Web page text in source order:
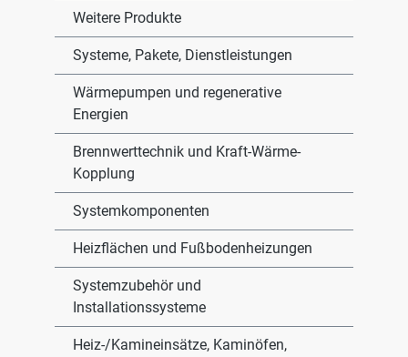
Weitere Produkte
Systeme, Pakete, Dienstleistungen
Wärmepumpen und regenerative
Energien
Brennwerttechnik und Kraft-Wärme-
Kopplung
Systemkomponenten
Heizflächen und Fußbodenheizungen
Systemzubehör und
Installationssysteme
Heiz-/Kamineinsätze, Kaminöfen,